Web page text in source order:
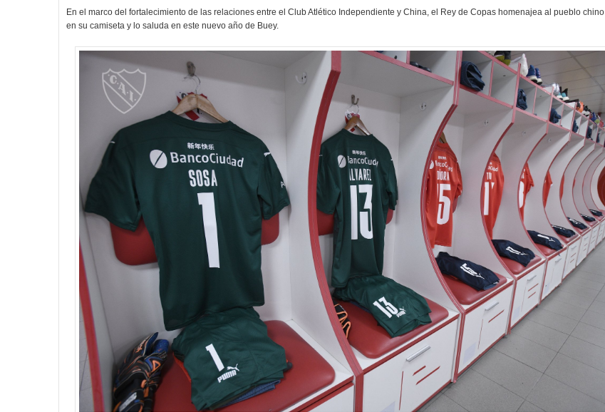
En el marco del fortalecimiento de las relaciones entre el Club Atlético Independiente y China, el Rey de Copas homenajea al pueblo chino
en su camiseta y lo saluda en este nuevo año de Buey.